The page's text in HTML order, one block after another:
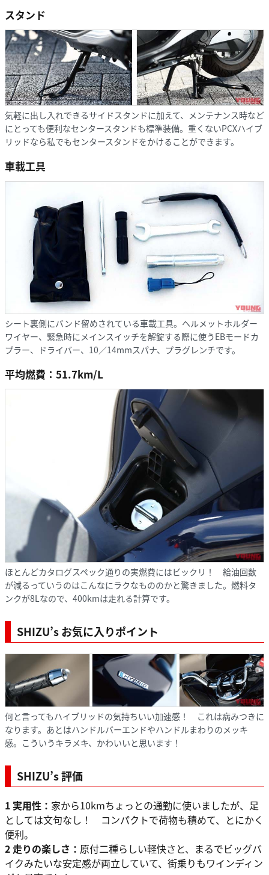
スタンド
気軽に出し入れできるサイドスタンドに加えて、メンテナンス時など
にとっても便利なセンタースタンドも標準装備。重くないPCXハイブ
リッドなら私でもセンタースタンドをかけることができます。
車載工具
シート裏側にバンド留めされている車載工具。ヘルメットホルダー
ワイヤー、緊急時にメインスイッチを解錠する際に使うEBモードカ
プラー、ドライバー、10／14mmスパナ、プラグレンチです。
平均燃費：51.7km/L
ほとんどカタログスペック通りの実燃費にはビックリ！ 給油回数
が減るっていうのはこんなにラクなもののかと驚きました。燃料タ
ンクが8Lなので、400kmは走れる計算です。
SHIZU’s お気に入りポイント
何と言ってもハイブリッドの気持ちいい加速感！ これは病みつきに
なります。あとはハンドルバーエンドやハンドルまわりのメッキ
感。こういうキラメキ、かわいいと思います！
SHIZU’s 評価
1 実用性： 家から10kmちょっとの通勤に使いましたが、足
としては文句なし！ コンパクトで荷物も積めて、とにかく
便利。
2 走りの楽しさ： 原付二種らしい軽快さと、まるでビッグバ
イクみたいな安定感が両立していて、街乗りもワインディン